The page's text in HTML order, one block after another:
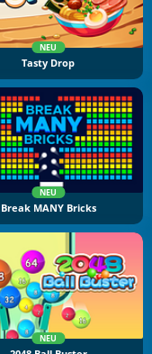
NEU
Tasty Drop
NEU
Break MANY Bricks
NEU